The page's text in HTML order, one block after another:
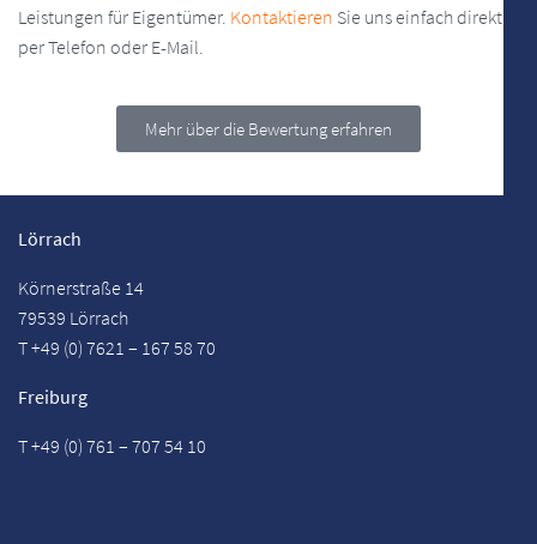
Leistungen für Eigentümer. Kontaktieren Sie uns einfach direkt
per Telefon oder E-Mail.
Mehr über die Bewertung erfahren
Lörrach
Körnerstraße 14
79539 Lörrach
T +49 (0) 7621 – 167 58 70
Freiburg
T +49 (0) 761 – 707 54 10